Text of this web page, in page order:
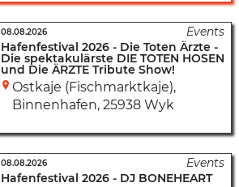
08.08.2026
Hafenfestival 2026 - Die Toten Ärzte -
Die spektakulärste DIE TOTEN HOSEN
und Die ÄRZTE Tribute Show!
Ostkaje (Fischmarktkaje),
Binnenhafen, 25938 Wyk
08.08.2026
Hafenfestival 2026 - DJ BONEHEART